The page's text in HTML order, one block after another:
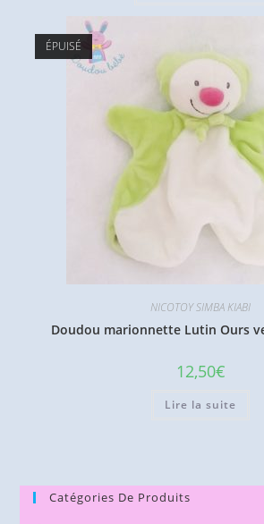
ÉPUISÉ
NICOTOY SIMBA KIABI
Doudou marionnette Lutin Ours
12,50€
Lire la suite
Catégories De Produits